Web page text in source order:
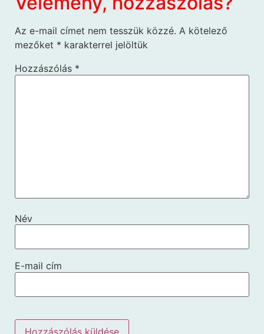
Az e-mail címet nem tesszük közzé. A kötelező
mezőket * karakterrel jelöltük
Hozzászólás *
Név
E-mail cím